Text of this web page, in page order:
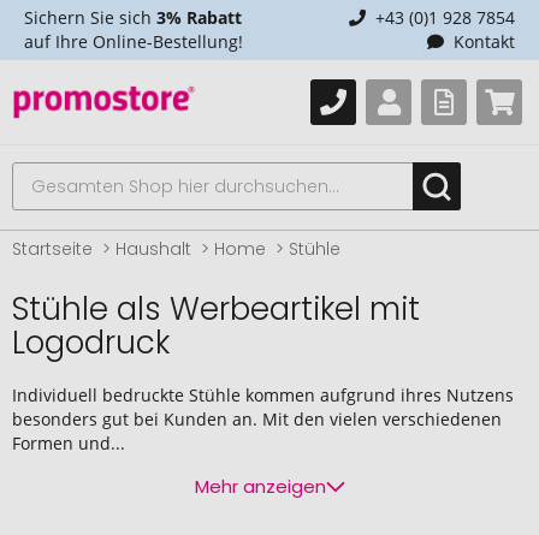
Sichern Sie sich 3% Rabatt
auf Ihre Online-Bestellung!
+43 (0)1 928 7854
Kontakt
Startseite Haushalt Home Stühle
Stühle als Werbeartikel mit
Logodruck
Individuell bedruckte Stühle kommen aufgrund ihres Nutzens
besonders gut bei Kunden an. Mit den vielen verschiedenen
Formen und...
Mehr anzeigen